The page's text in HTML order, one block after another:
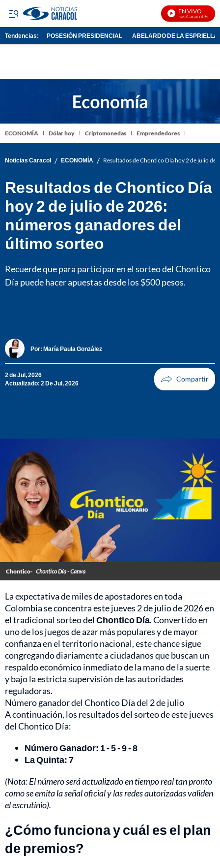
EN VIVO
Noticias Caracol En Vivo
Tendencias: POSESIÓN PRESIDENCIAL ABELARDO DE LA ESPRIELLA
ECONOMÍA Dólar hoy Criptomonedas Emprendedores
Noticias Caracol / ECONOMÍA / Resultados de Chontico Día hoy 2 de julio
Resultados de Chontico Día
hoy 2 de julio de 2026:
números ganadores del
último sorteo
Recuerde que para participar en el sorteo del Chontico
Día puede hacer apuestas desde los $500 pesos.
Por: María Paula González
2 de Jul, 2026
Actualizado: 2 De Jul, 2026
Chontico- Chontico Día - Canva
La expectativa de miles de apostadores en toda
Colombia se concentra este jueves 2 de julio de 2026 en
el tradicional sorteo delChontico Día. Convertido en
uno de los juegos de azar más populares y de mayor
confianza en el territorio nacional, este chance sigue
congregando diariamente a ciudadanos que buscan un
respaldo económico inmediato de la mano de la suerte
y bajo la estricta supervisión de las autoridades
reguladoras.
Número ganador del Chontico Día del 2 de julio
A continuación, los resultados del sorteo de este jueves
del Chontico Día:
Número Ganador: 1 - 5 - 9 - 8
La Quinta: 7
(Nota: El número será actualizado en tiempo real tan pronto
como se emita la señal oficial y las redes autorizadas validen
el escrutinio).
¿Cómo funciona y cuál es el plan
de premios?